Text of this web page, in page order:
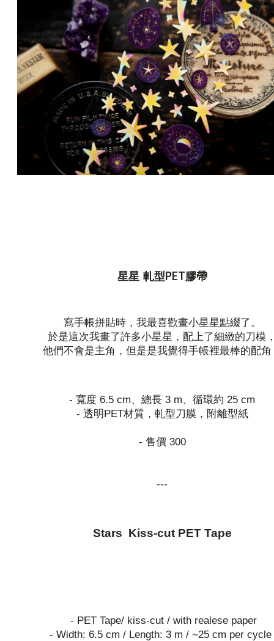
星星 軋型PET膠帶
寫手帳拼貼時，我最喜歡畫小星星點綴了。
於是這次我畫了許多小星星，配上了細緻的刀模
他們不會是主角，但是是我覺得手帳裡最棒的配角
- 寬度 6.5 cm、總長 3 m、循環約 25 cm
- 透明PET材質，軋型刀膜，附離型紙
- 售價 300
---
Stars Kiss-cut PET Tape
- PET Tape/ kiss-cut / with realese paper
- Width: 6.5 cm / Length: 3 m / ~25 cm per cycle